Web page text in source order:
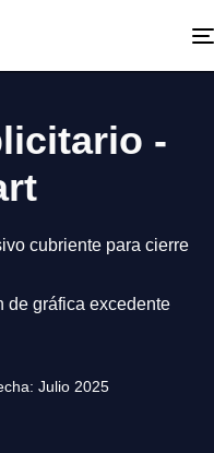
-
cubriente para cierre
de gráfica excedente
Julio 2025